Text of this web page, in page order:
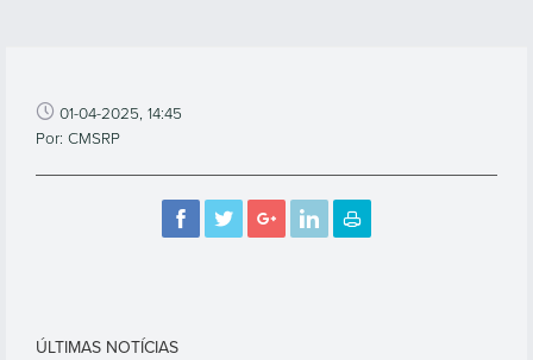
01-04-2025, 14:45
Por: CMSRP
ÚLTIMAS NOTÍCIAS